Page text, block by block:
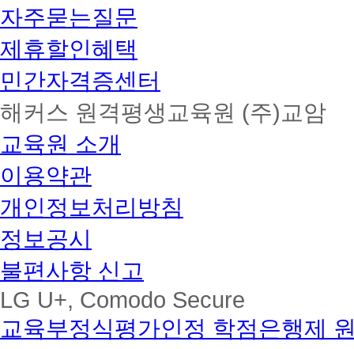
자주묻는질문
제휴할인혜택
민간자격증센터
해커스 원격평생교육원 (주)교암
교육원 소개
이용약관
개인정보처리방침
정보공시
불편사항 신고
LG U+, Comodo Secure
교육부정식평가인정 학점은행제